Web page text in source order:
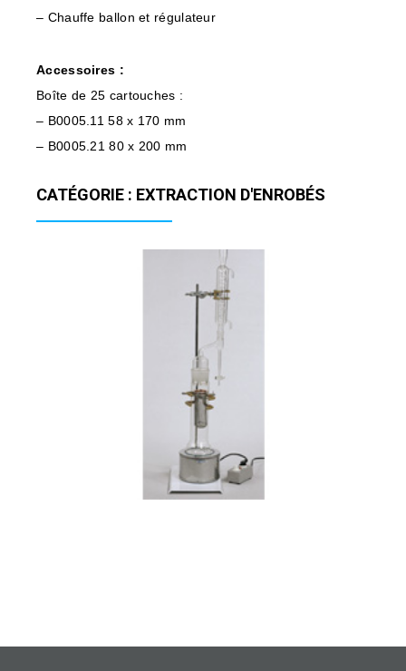
– Chauffe ballon et régulateur
Accessoires :
Boîte de 25 cartouches :
– B0005.11 58 x 170 mm
– B0005.21 80 x 200 mm
CATÉGORIE : EXTRACTION D'ENROBÉS